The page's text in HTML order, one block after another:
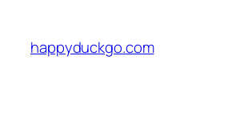
happyduckgo.com